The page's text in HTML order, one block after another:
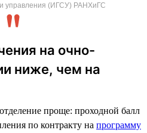
управления (ИГСУ) РАНХиГС
на очно-
ниже, чем на
проще: проходной балл
по контракту на программу